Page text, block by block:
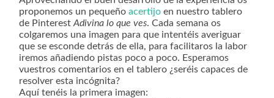
proponemos un pequeñoacertijoen nuestro tablero
de PinterestAdivina lo que ves. Cada semana os
colgaremos una imagen para que intentéis averiguar
que se esconde detrás de ella, para facilitaros la labor
iremos añadiendo pistas poco a poco. Esperamos
vuestros comentarios en el tablero ¿seréis capaces de
resolver esta incógnita?
Aquí tenéis la primera imagen: